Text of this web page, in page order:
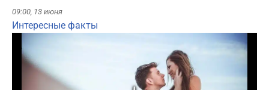
09:00, 13 июня
Интересные факты